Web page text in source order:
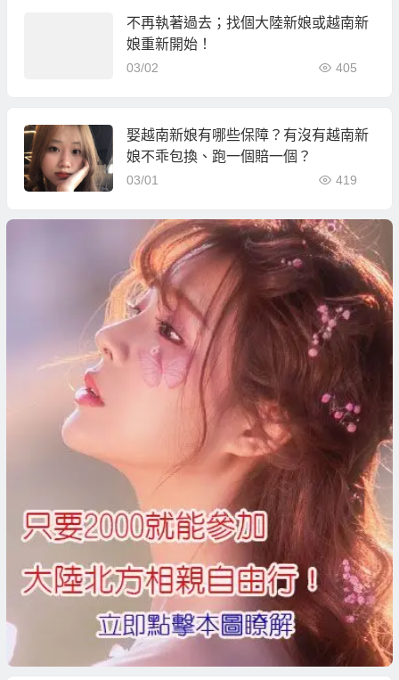
不再執著過去；找個大陸新娘或越南新
娘重新開始！
03/02 405
娶越南新娘有哪些保障？有沒有越南新
娘不乖包換、跑一個賠一個？
03/01 419